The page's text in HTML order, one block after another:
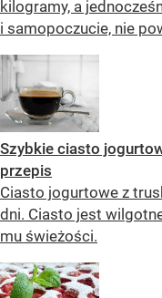
kilogramy, a
i samopoczucie, nie
Szybkie ciasto
przepis
Ciasto jogurtowe z
dni. Ciasto jest
mu świeżości.